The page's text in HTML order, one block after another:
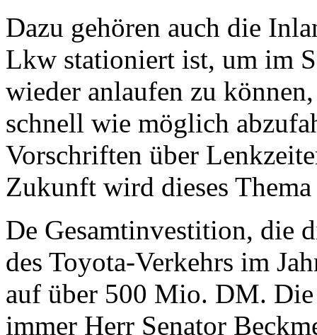
Dazu gehören auch die
Lkw stationiert ist, um im
wieder anlaufen zu
schnell wie möglich
Vorschriften über
Zukunft wird dieses
De Gesamtinvestition, die
des Toyota-Verkehrs im
auf über 500 Mio. DM.
immer Herr Senator